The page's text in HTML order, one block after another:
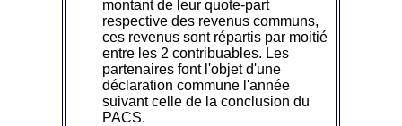
montant de leur quote-part
respective des revenus communs,
ces revenus sont répartis par moitié
entre les 2 contribuables. Les
partenaires font l'objet d'une
déclaration commune l'année
suivant celle de la conclusion du
PACS.